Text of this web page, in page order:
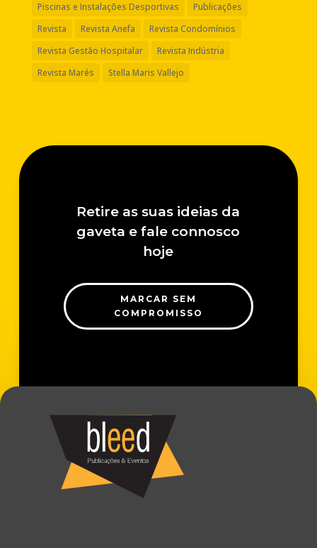
Piscinas e Instalações Desportivas
Publicações
Revista
Revista Anefa
Revista Condomínios
Revista Gestão Hospitalar
Revista Indústria
Revista Marés
Stella Maris Vallejo
Retire as suas ideias da
gaveta e fale connosco
hoje
MARCAR SEM
COMPROMISSO